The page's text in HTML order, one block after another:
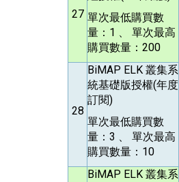
27 單次最低購買數
量：1 、 單次最高
購買數量：200
28
BiMAP ELK 叢集系
統基礎版授權(年度
訂閱)
單次最低購買數
量：3 、 單次最高
購買數量：10
BiMAP ELK 叢集系